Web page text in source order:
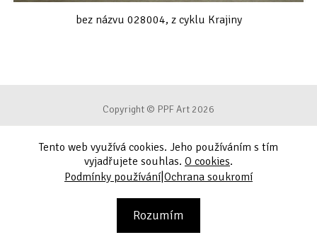
bez názvu 028004, z cyklu Krajiny
Copyright © PPF Art 2026
Podmínky používání
Ochrana soukromí
Tento web využívá cookies. Jeho používáním s tím
vyjadřujete souhlas. O cookies.
Podmínky používání|Ochrana soukromí
Rozumím